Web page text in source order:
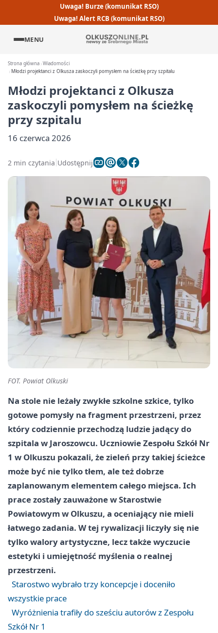
Uwaga! Burze (komunikat RSO)
Uwaga! Alert RCB (komunikat RSO)
MENU
Strona główna Wiadomości
Młodzi projektanci z Olkusza zaskoczyli pomysłem na ścieżkę przy szpitalu
Młodzi projektanci z Olkusza
zaskoczyli pomysłem na ścieżkę
przy szpitalu
16 czerwca 2026
2 min czytania Udostępnij
FOT. Powiat Olkuski
Na stole nie leżały zwykłe szkolne szkice, tylko
gotowe pomysły na fragment przestrzeni, przez
który codziennie przechodzą ludzie jadący do
szpitala w Jaroszowcu. Uczniowie Zespołu Szkół Nr
1 w Olkuszu pokazali, że zieleń przy takiej ścieżce
może być nie tylko tłem, ale też dobrze
zaplanowanym elementem całego miejsca. Ich
prace zostały zauważone w Starostwie
Powiatowym w Olkuszu, a oceniający nie mieli
łatwego zadania. W tej rywalizacji liczyły się nie
tylko walory artystyczne, lecz także wyczucie
estetyki i umiejętność myślenia o realnej
przestrzeni.
Starostwo wybrało trzy koncepcje i doceniło
wszystkie prace
Wyróżnienia trafiły do sześciu autorów z Zespołu
Szkół Nr 1